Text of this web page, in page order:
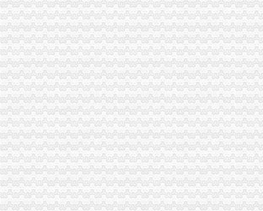
家电修理店怎么开？-【设计本有问必答】
注册公司税务登记流程及费用.pdf
上海海外公司注册：2016注册公司好的选择-上海爱问分类
无锡市场：南长区五爱路代办公司证件税务登记公司注册代理记账
《税务知识大全》
代理记账_常州银通代理记账价格|代理记账_常州银通代理记账型号规格
北京市门头沟区为民服务中心
800元起优惠注册各区公司批增值税-上海58同城
分类广告_资讯频道_凤凰网
温州店面装饰哪家效果好？_商场装修|一起网装修
启事/公告__都市_温商网
公司办理社保的整个流程_点点_新浪博客
瓯海新闻-温州日报瓯网-温州新闻门户网-温州日报主办
江门地税全国推税务登记证等“十五证合一”企业提交材料将减
【上海丰皓企业登记代理有限公司】-主营：
丹地税局2011年8月份《涉税信息月报》
台州市路桥区人民办公室关于印发2014年度镇（街道）“个转企”